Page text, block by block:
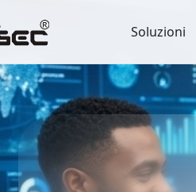
Soluzioni